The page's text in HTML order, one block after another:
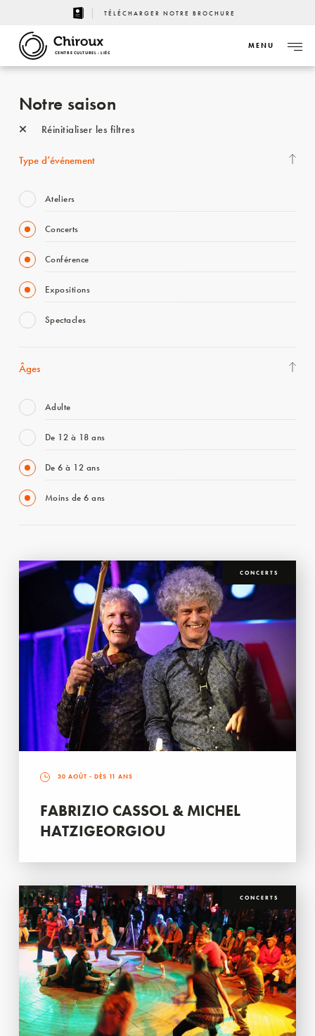
TÉLÉCHARGER NOTRE BROCHURE
CENTRE CULTUREL - LIÈGE
MENU
Notre saison
Réinitialiser les filtres
Type d’événement
Ateliers
Concerts
Conférence
Expositions
Spectacles
Âges
Adulte
De 12 à 18 ans
De 6 à 12 ans
Moins de 6 ans
CONCERTS
30 AOÛT - DÈS 11 ANS
FABRIZIO CASSOL & MICHEL
HATZIGEORGIOU
CONCERTS